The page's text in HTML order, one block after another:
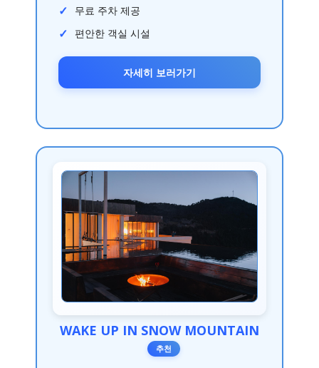
무료 주차 제공
편안한 객실 시설
자세히 보러가기
WAKE UP IN SNOW MOUNTAIN
추천